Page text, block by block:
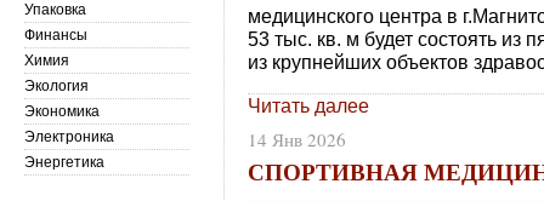
медицинского центра в
53 тыс. кв. м будет состоять из
из крупнейших объектов
Читать далее
14 Янв 2026
СПОРТИВНАЯ
Упаковка
Финансы
Химия
Экология
Экономика
Электроника
Энергетика